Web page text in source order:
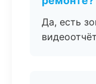
Да, есть